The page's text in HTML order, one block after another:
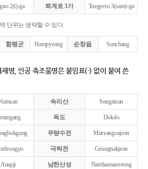
2(i)-ga 퇴계로 3가 Toegyero 3(sam)-ga
단위는 생략할 수 있다.
함평군 Hampyeong 순창읍 Sunchang
명, 인공 축조물명은 붙임표(-) 없이 붙여 쓴
속리산 Songnisan
독도 Dokdo
무량수전 Muryangsujeon
극락전 Geungnakjeon
Anapji 남한산성 Namhansanseong